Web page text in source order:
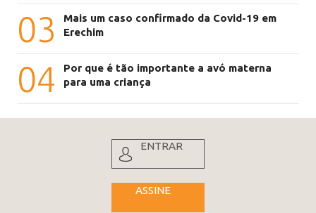
03
Mais um caso confirmado da Covid-19 em
Erechim
04
Por que é tão importante a avó materna
para uma criança
ENTRAR
ASSINE